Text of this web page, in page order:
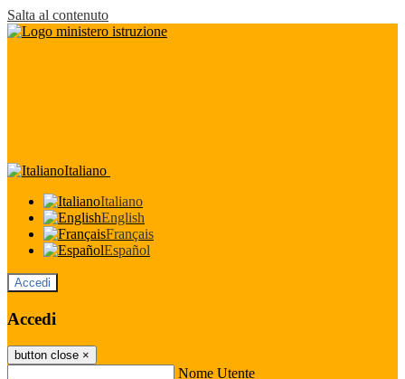
Salta al contenuto
Italiano
Italiano
English
Français
Español
Accedi
Accedi
button close ×
Nome Utente